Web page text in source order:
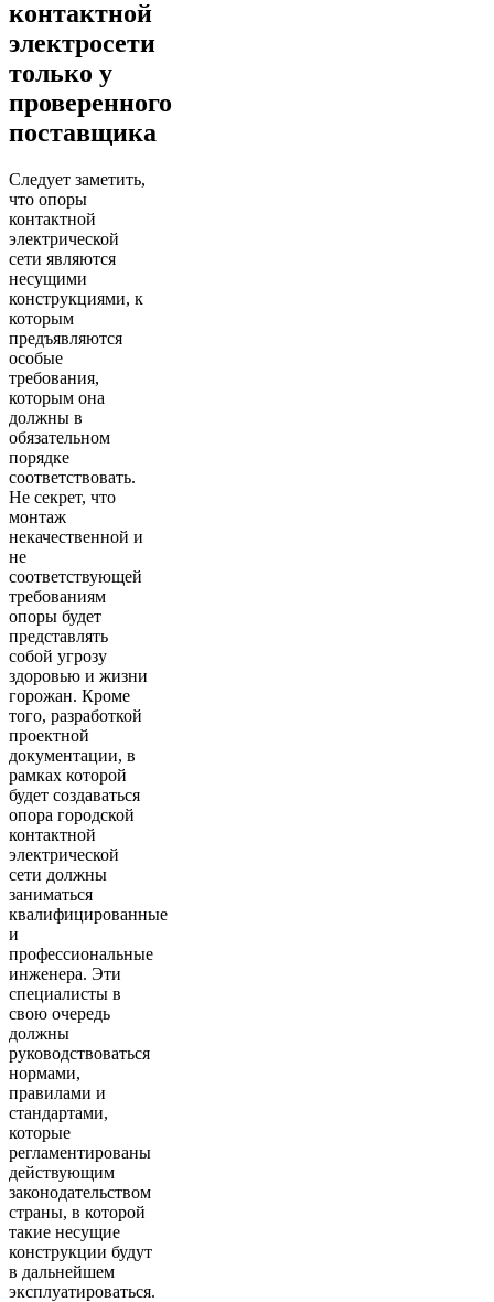
контактной
электросети
только у
проверенного
поставщика
Следует заметить,
что опоры
контактной
электрической
сети являются
несущими
конструкциями, к
которым
предъявляются
особые
требования,
которым она
должны в
обязательном
порядке
соответствовать.
Не секрет, что
монтаж
некачественной и
не
соответствующей
требованиям
опоры будет
представлять
собой угрозу
здоровью и жизни
горожан. Кроме
того, разработкой
проектной
документации, в
рамках которой
будет создаваться
опора городской
контактной
электрической
сети должны
заниматься
квалифицированные
и
профессиональные
инженера. Эти
специалисты в
свою очередь
должны
руководствоваться
нормами,
правилами и
стандартами,
которые
регламентированы
действующим
законодательством
страны, в которой
такие несущие
конструкции будут
в дальнейшем
эксплуатироваться.